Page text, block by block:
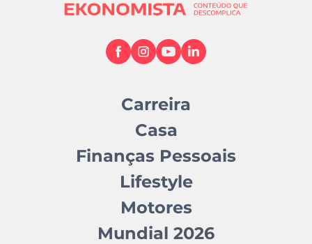
Carreira
Casa
Finanças Pessoais
Lifestyle
Motores
Mundial 2026